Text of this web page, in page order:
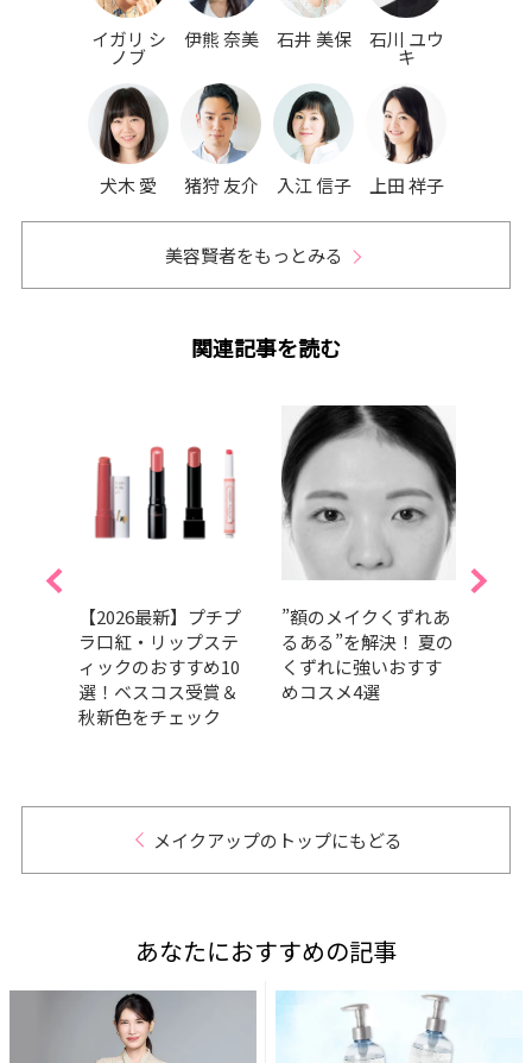
イガリ シ
ノブ
伊熊 奈美 石井 美保 石川 ユウ
キ
犬木 愛 猪狩 友介 入江 信子 上田 祥子
美容賢者をもっとみる
関連記事を読む
【2026最新】プチプ
ラ口紅・リップステ
ィックのおすすめ10
選！ベスコス受賞＆
秋新色をチェック
”額のメイクくずれあ
るある”を解決！ 夏の
くずれに強いおすす
めコスメ4選
メイクアップのトップにもどる
あなたにおすすめの記事